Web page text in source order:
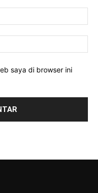
saya di browser ini